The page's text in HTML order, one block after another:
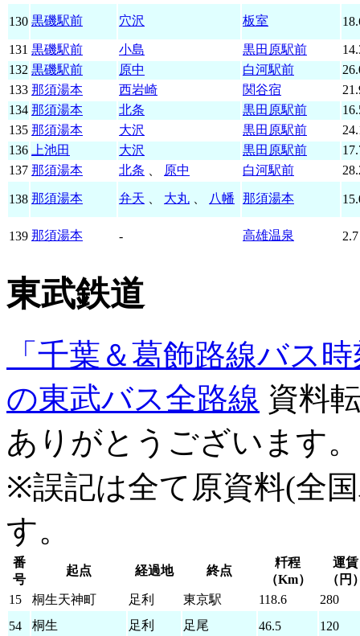
130 黒磯駅前 穴沢 板室
131 黒磯駅前 小島 黒田原駅前
132 黒磯駅前 原中 白河駅前
133 那須湯本 西岩崎 関谷宿
134 那須湯本 北条 黒田原駅前
135 那須湯本 大沢 黒田原駅前
136
上池田 大沢 黒田原駅前
137 那須湯本 北条 原中 白河駅前
138 那須湯本 弁天 大丸 八幡 那須湯本
139 那須湯本 - 高雄温泉 2.7
東武鉄道
「千葉＆葛飾路線バス
の東武バス全路線 資料
ありがとうございます。
※誤記は全て原資料(全
す。
番
号
起点 経過地 終点
粁程
（Km）
運賃
（円
15
桐生天神町 足利 東京駅 118.6
280
54
桐生 足利 足尾 46.5 120